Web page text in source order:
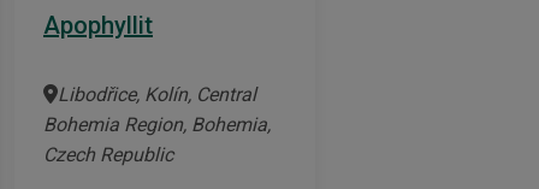
Apophyllit
Libodřice, Kolín, Central
Bohemia Region, Bohemia,
Czech Republic